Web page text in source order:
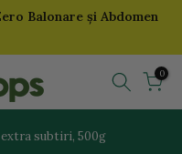
Balonare și Abdomen
0
subtiri, 500g